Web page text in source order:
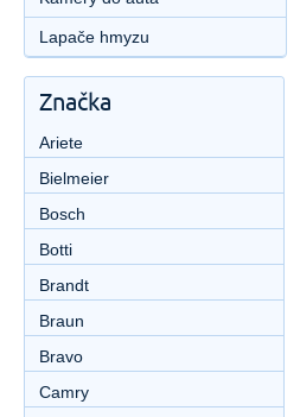
Lapače hmyzu
Značka
Ariete
Bielmeier
Bosch
Botti
Brandt
Braun
Bravo
Camry